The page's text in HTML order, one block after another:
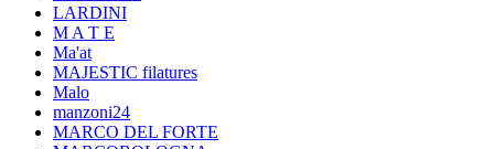
LARDINI
M A T E
Ma'at
MAJESTIC filatures
Malo
manzoni24
MARCO DEL FORTE